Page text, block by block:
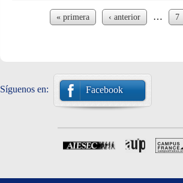
Páginas
« primera ‹ anterior … 7
Síguenos en: Facebook